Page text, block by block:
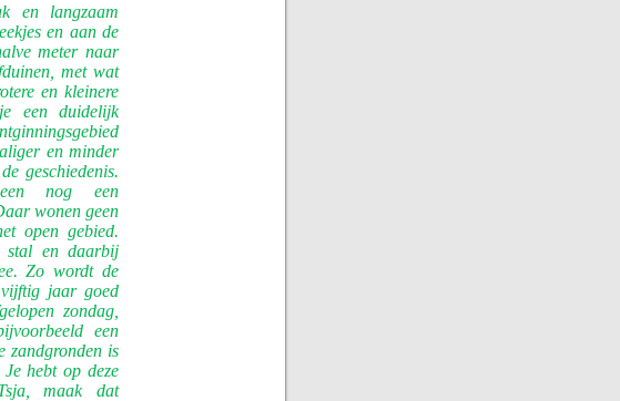
en langzaam
en aan de
meter naar
met wat
en kleinere
een duidelijk
en minder
geschiedenis.
nog een
wonen geen
open gebied.
stal en daarbij
Zo wordt de
jaar goed
zondag,
een
zandgronden is
hebt op deze
maak dat